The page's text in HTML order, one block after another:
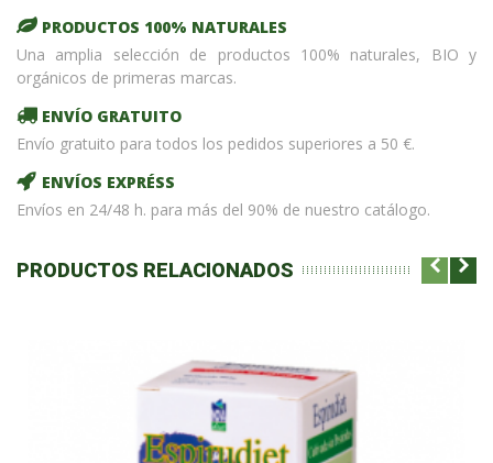
PRODUCTOS 100% NATURALES
Una amplia selección de productos 100% naturales, BIO y
orgánicos de primeras marcas.
ENVÍO GRATUITO
Envío gratuito para todos los pedidos superiores a 50 €.
ENVÍOS EXPRÉSS
Envíos en 24/48 h. para más del 90% de nuestro catálogo.
PRODUCTOS RELACIONADOS